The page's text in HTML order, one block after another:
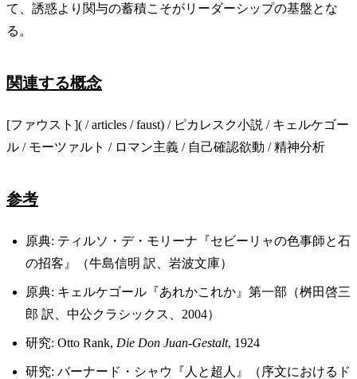
て、誘惑より関与の蓄積こそがリーダーシップの基盤とな
る。
関連する概念
[ファウスト]( / articles / faust) / ピカレスク小説 / キェルケゴー
ル / モーツァルト / ロマン主義 / 自己確認欲動 / 精神分析
参考
原典: ティルソ・デ・モリーナ『セビーリャの色事師と石
の招客』（牛島信明 訳、岩波文庫）
原典: キェルケゴール『あれかこれか』第一部（桝田啓三
郎 訳、中公クラシックス、2004）
研究: Otto Rank, Die Don Juan-Gestalt, 1924
研究: バーナード・シャウ『人と超人』（序文におけるド